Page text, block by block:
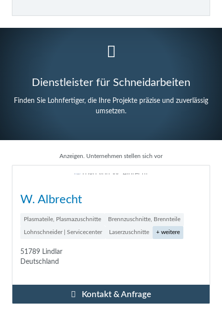
Dienstleister für Schneidarbeiten
Finden Sie Lohnfertiger, die Ihre Projekte präzise und zuverlässig
umsetzen.
Anzeigen. Unternehmen stellen sich vor
W. Albrecht
Plasmateile, Plasmazuschnitte Brennzuschnitte, Brennteile
Lohnschneider | Servicecenter Laserzuschnitte + weitere
51789 Lindlar
Deutschland
Kontakt & Anfrage